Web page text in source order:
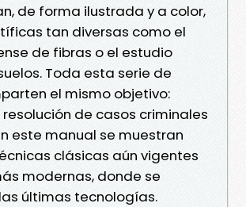
de forma ilustrada y a color,
tan diversas como el
de fibras o el estudio
Toda esta serie de
el mismo objetivo:
de casos criminales
este manual se muestran
clásicas aún vigentes
modernas, donde se
últimas tecnologías.